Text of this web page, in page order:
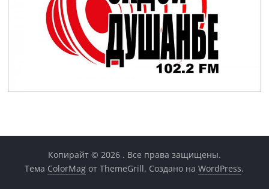
Копирайт © 2026 . Все права защищены.
Тема ColorMag от ThemeGrill. Создано наWordPress.